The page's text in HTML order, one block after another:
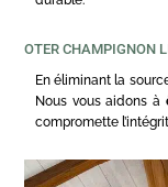
OTER CHAMPIGNON
En éliminant la
Nous vous aidons à
compromette